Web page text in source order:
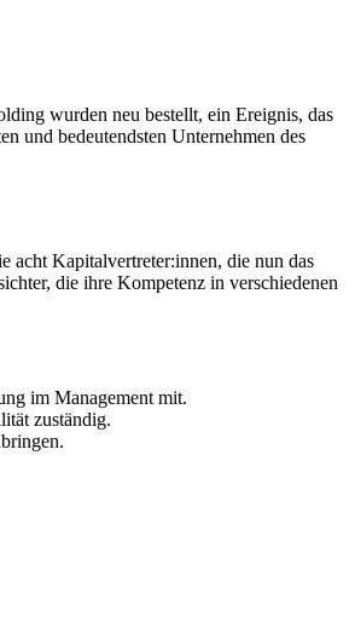
wurden neu bestellt, ein Ereignis, das
und bedeutendsten Unternehmen des
acht Kapitalvertreter:innen, die nun das
die ihre Kompetenz in verschiedenen
im Management mit.
zuständig.